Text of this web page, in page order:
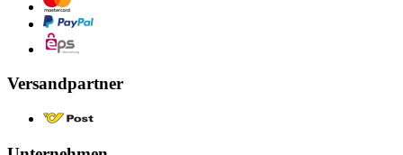
Versandpartner